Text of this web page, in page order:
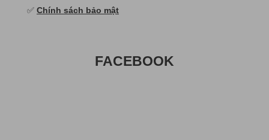
✅ Chính sách bảo mật
FACEBOOK